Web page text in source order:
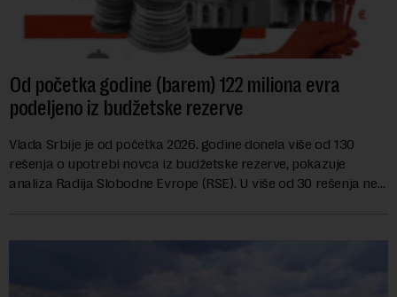
Od početka godine (barem) 122 miliona evra
podeljeno iz budžetske rezerve
Vlada Srbije je od početka 2026. godine donela više od 130
rešenja o upotrebi novca iz budžetske rezerve, pokazuje
analiza Radija Slobodne Evrope (RSE). U više od 30 rešenja ne